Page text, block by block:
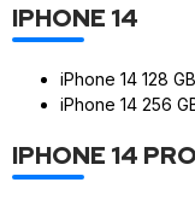
IPHONE 14
iPhone 14 128
iPhone 14 256
IPHONE 14 PRO